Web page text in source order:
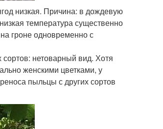
низкая. Причина: в дождевую
температура существенно
гроне одновременно с
нетоварный вид. Хотя
женскими цветками, у
пыльцы с других сортов